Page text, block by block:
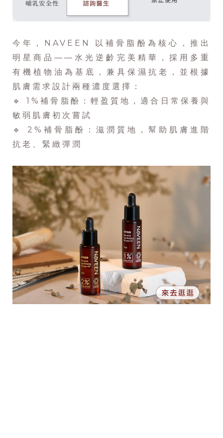
今年，NAVEEN 以補骨脂酚為核心，推出
明星商品——水光逆齡完美精華，採用多重
有機植物油為基底，兼具保濕抗老，並根據
肌膚需求設計兩種濃度選擇：
🔹 1%補骨脂酚：輕盈質地，適合日常保養與
敏弱肌膚初次嘗試
🔹 2%補骨脂酚：滋潤質地，幫助肌膚進階
抗老、緊緻彈潤